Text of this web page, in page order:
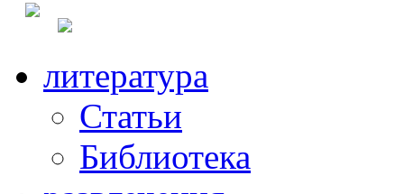
литература
Статьи
Библиотека